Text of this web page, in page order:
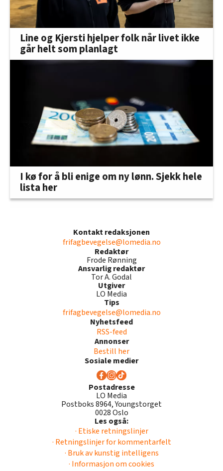
Line og Kjersti hjelper folk når livet ikke
går helt som planlagt
I kø for å bli enige om ny lønn. Sjekk hele
lista her
Kontakt redaksjonen
frifagbevegelse@lomedia.no
Redaktør
Frode Rønning
Ansvarlig redaktør
Tor A. Godal
Utgiver
LO Media
Tips
frifagbevegelse@lomedia.no
Nyhetsfeed
RSS-feed
Annonser
Bestill her
Sosiale medier
Postadresse
LO Media
Postboks 8964, Youngstorget
0028 Oslo
Les også:
· Etiske retningslinjer
· Retningslinjer for kommentarfelt
· Bruk av kunstig intelligens
· Informasjon om cookies